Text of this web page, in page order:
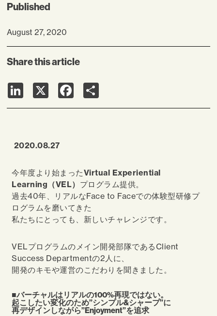
Published
August 27, 2020
Share this article
LinkedIn Facebook
2020.08.27
今年度より始まったVirtual Experiential
Learning（VEL） プログラム提供。
過去40年、リアルなFace to Faceでの体験型研修プ
ログラムを磨いてきた
私たちにとっても、新しいチャレンジです。
VELプログラムのメイン開発部隊であるClient
Success Departmentの2人に、
開発のキモや運営のこだわりを聞きました。
■バーチャルはリアルの100%再現ではない。
起こしたい変化のため”シンプル&シャープ”に
再デザインしながら”Enjoyment”を追求